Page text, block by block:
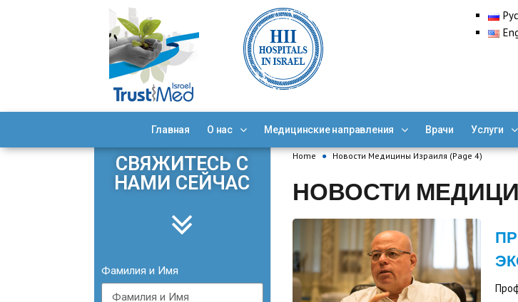
Главная О нас Медицинские направления Врачи Услуги
Home ● Новости Медицины Израиля (Page 4)
НОВОСТИ
СВЯЖИТЕСЬ С
НАМИ СЕЙЧАС
Фамилия и Имя